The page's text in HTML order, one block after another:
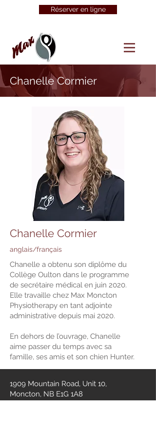
Réserver en ligne
Chanelle Cormier
Chanelle Cormier
anglais/français
Chanelle a obtenu son diplôme du
Collège Oulton dans le programme
de secrétaire médical en juin 2020.
Elle travaille chez Max Moncton
Physiotherapy en tant adjointe
administrative depuis mai 2020.
En dehors de l’ouvrage, Chanelle
aime passer du temps avec sa
famille, ses amis et son chien Hunter.
1909 Mountain Road, Unit 10,
Moncton, NB E1G 1A8